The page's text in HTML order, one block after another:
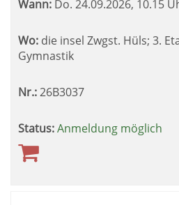
Wann: Do. 24.09.2026, 10.15
Wo: die insel Zwgst. Hüls; 3.
Gymnastik
Nr.:26B3037
Status:Anmeldung möglich